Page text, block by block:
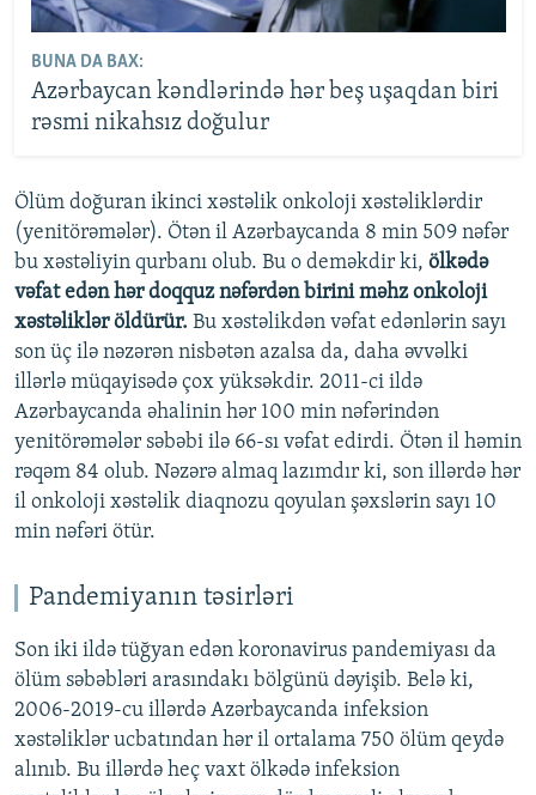
BUNA DA BAX:
Azərbaycan kəndlərində hər beş uşaqdan biri
rəsmi nikahsız doğulur
Ölüm doğuran ikinci xəstəlik onkoloji xəstəliklərdir
(yenitörəmələr). Ötən il Azərbaycanda 8 min 509 nəfər
bu xəstəliyin qurbanı olub. Bu o deməkdir ki, ölkədə
vəfat edən hər doqquz nəfərdən birini məhz onkoloji
xəstəliklər öldürür. Bu xəstəlikdən vəfat edənlərin sayı
son üç ilə nəzərən nisbətən azalsa da, daha əvvəlki
illərlə müqayisədə çox yüksəkdir. 2011-ci ildə
Azərbaycanda əhalinin hər 100 min nəfərindən
yenitörəmələr səbəbi ilə 66-sı vəfat edirdi. Ötən il həmin
rəqəm 84 olub. Nəzərə almaq lazımdır ki, son illərdə hər
il onkoloji xəstəlik diaqnozu qoyulan şəxslərin sayı 10
min nəfəri ötür.
Pandemiyanın təsirləri
Son iki ildə tüğyan edən koronavirus pandemiyası da
ölüm səbəbləri arasındakı bölgünü dəyişib. Belə ki,
2006-2019-cu illərdə Azərbaycanda infeksion
xəstəliklər ucbatından hər il ortalama 750 ölüm qeydə
alınıb. Bu illərdə heç vaxt ölkədə infeksion